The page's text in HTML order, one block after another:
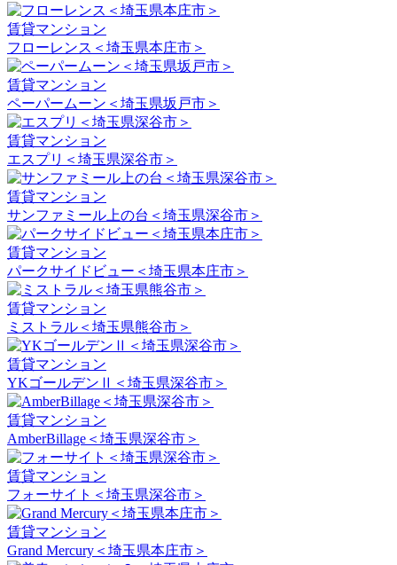
賃貸マンション
フローレンス＜埼玉県本庄市＞
賃貸マンション
ペーパームーン＜埼玉県坂戸市＞
賃貸マンション
エスプリ＜埼玉県深谷市＞
賃貸マンション
サンファミール上の台＜埼玉県深谷市＞
賃貸マンション
パークサイドビュー＜埼玉県本庄市＞
賃貸マンション
ミストラル＜埼玉県熊谷市＞
賃貸マンション
YKゴールデンⅡ＜埼玉県深谷市＞
賃貸マンション
AmberBillage＜埼玉県深谷市＞
賃貸マンション
フォーサイト＜埼玉県深谷市＞
賃貸マンション
Grand Mercury＜埼玉県本庄市＞